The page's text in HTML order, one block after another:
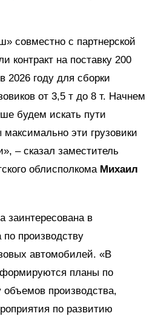
совместно с партнерской
контракт на поставку 200
2026 году для сборки
от 3,5 т до 8 т. Начнем
будем искать пути
эти грузовики
– сказал заместитель
облисполкома Михаил
заинтересована в
по производству
автомобилей. «В
планы по
производства,
по развитию